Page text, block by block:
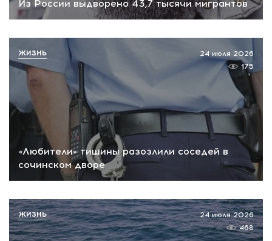
Из России выдворено 43,7 тысячи мигрантов
«Любители» тишины разозлили соседей в
сочинском дворе
24 июля 2026
175
ЖИЗНЬ
24 июля 2026
468
ЖИЗНЬ